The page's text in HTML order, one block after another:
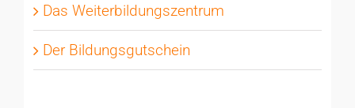
Das Weiterbildungszentrum
Der Bildungsgutschein